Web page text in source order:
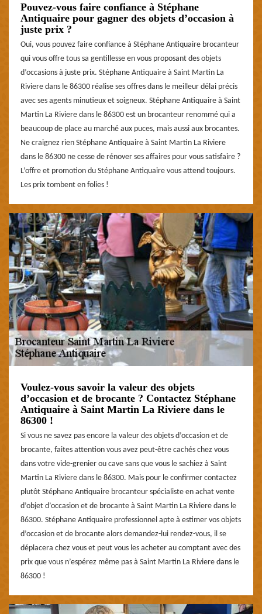
Pouvez-vous faire confiance à Stéphane
Antiquaire pour gagner des objets d’occasion à
juste prix ?
Oui, vous pouvez faire confiance à Stéphane Antiquaire brocanteur
qui vous offre tous sa gentillesse en vous proposant des objets
d’occasions à juste prix. Stéphane Antiquaire à Saint Martin La
Riviere dans le 86300 réalise ses offres dans le meilleur délai précis
avec ses agents minutieux et soigneux. Stéphane Antiquaire à Saint
Martin La Riviere dans le 86300 est un brocanteur renommé qui a
beaucoup de place au marché aux puces, mais aussi aux brocantes.
Ne craignez rien Stéphane Antiquaire à Saint Martin La Riviere
dans le 86300 ne cesse de rénover ses affaires pour vous satisfaire ?
L’offre et promotion du Stéphane Antiquaire vous attend toujours.
Les prix tombent en folies !
Voulez-vous savoir la valeur des objets
d’occasion et de brocante ? Contactez Stéphane
Antiquaire à Saint Martin La Riviere dans le
86300 !
Si vous ne savez pas encore la valeur des objets d’occasion et de
brocante, faites attention vous avez peut-être cachés chez vous
dans votre vide-grenier ou cave sans que vous le sachiez à Saint
Martin La Riviere dans le 86300. Mais pour le confirmer contactez
plutôt Stéphane Antiquaire brocanteur spécialiste en achat vente
d’objet d’occasion et de brocante à Saint Martin La Riviere dans le
86300. Stéphane Antiquaire professionnel apte à estimer vos objets
d’occasion et de brocante alors demandez-lui rendez-vous, il se
déplacera chez vous et peut vous les acheter au comptant avec des
prix que vous n’espérez même pas à Saint Martin La Riviere dans le
86300 !